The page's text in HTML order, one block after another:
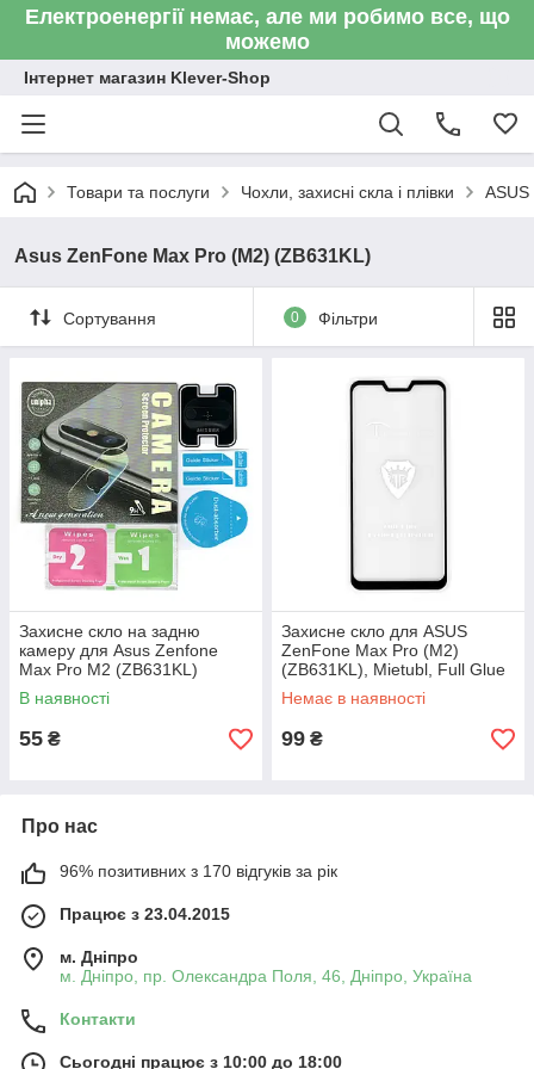
Електроенергії немає, але ми робимо все, що
можемо
Інтернет магазин Klever-Shop
Товари та послуги Чохли, захисні скла і плівки ASUS
Asus ZenFone Max Pro (M2) (ZB631KL)
Сортування 0 Фільтри
Захисне скло на задню
камеру для Asus Zenfone
Max Pro M2 (ZB631KL)
В наявності
55 ₴
Захисне скло для ASUS
ZenFone Max Pro (M2)
(ZB631KL), Mietubl, Full Glue
Немає в наявності
99 ₴
Про нас
96% позитивних з 170 відгуків за рік
Працює з 23.04.2015
м. Дніпро
м. Дніпро, пр. Олександра Поля, 46, Дніпро, Україна
Контакти
Сьогодні працює з 10:00 до 18:00